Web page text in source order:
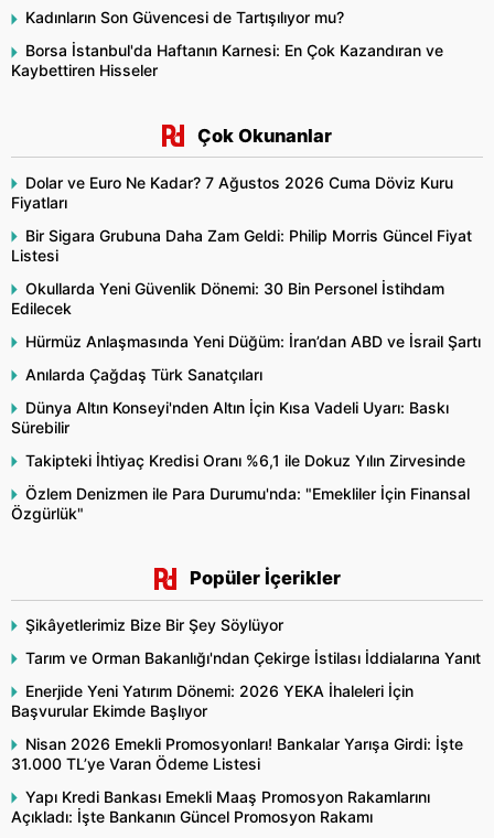
Kadınların Son Güvencesi de Tartışılıyor mu?
Borsa İstanbul'da Haftanın Karnesi: En Çok Kazandıran ve
Kaybettiren Hisseler
Çok Okunanlar
Dolar ve Euro Ne Kadar? 7 Ağustos 2026 Cuma Döviz Kuru
Fiyatları
Bir Sigara Grubuna Daha Zam Geldi: Philip Morris Güncel Fiyat
Listesi
Okullarda Yeni Güvenlik Dönemi: 30 Bin Personel İstihdam
Edilecek
Hürmüz Anlaşmasında Yeni Düğüm: İran’dan ABD ve İsrail Şartı
Anılarda Çağdaş Türk Sanatçıları
Dünya Altın Konseyi'nden Altın İçin Kısa Vadeli Uyarı: Baskı
Sürebilir
Takipteki İhtiyaç Kredisi Oranı %6,1 ile Dokuz Yılın Zirvesinde
Özlem Denizmen ile Para Durumu'nda: "Emekliler İçin Finansal
Özgürlük"
Popüler İçerikler
Şikâyetlerimiz Bize Bir Şey Söylüyor
Tarım ve Orman Bakanlığı'ndan Çekirge İstilası İddialarına Yanıt
Enerjide Yeni Yatırım Dönemi: 2026 YEKA İhaleleri İçin
Başvurular Ekimde Başlıyor
Nisan 2026 Emekli Promosyonları! Bankalar Yarışa Girdi: İşte
31.000 TL’ye Varan Ödeme Listesi
Yapı Kredi Bankası Emekli Maaş Promosyon Rakamlarını
Açıkladı: İşte Bankanın Güncel Promosyon Rakamı